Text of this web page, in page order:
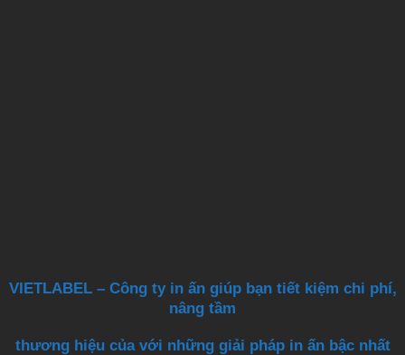
VIETLABEL – Công ty in ấn giúp bạn tiết kiệm chi phí,
nâng tầm
thương hiệu của với những giải pháp in ấn bậc nhất